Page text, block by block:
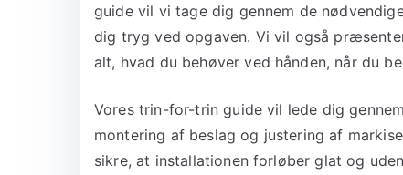
guide vil vi tage dig gennem de
dig tryg ved opgaven. Vi vil også
alt, hvad du behøver ved hånden, når du
Vores trin-for-trin guide vil lede dig
montering af beslag og justering af
sikre, at installationen forløber glat og